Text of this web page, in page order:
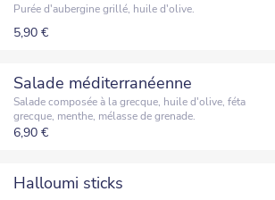
Purée d'aubergine grillé, huile d'olive.
5,90 €
Salade méditerranéenne
Salade composée à la grecque, huile d'olive, féta
grecque, menthe, mélasse de grenade.
6,90 €
Halloumi sticks